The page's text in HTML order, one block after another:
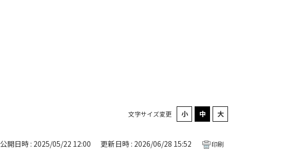
文字サイズ変更
公開日時 : 2025/05/22 12:00 更新日時 : 2026/06/28 15:52 印刷